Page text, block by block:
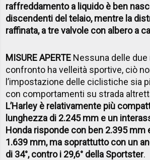
raffreddamento a liquido è ben
discendenti del telaio, mentre la
raffinata, a tre valvole con albero a
MISURE APERTE Nessuna delle
confronto ha velleità sportive, ciò
l’impostazione delle ciclistiche sia
con comportamenti su strada
L’Harley è relativamente più
lunghezza di 2.245 mm e un
Honda risponde con ben 2.395 mm
1.639 mm, ma soprattutto con un
di 34°, contro i 29,6° della Sportster.